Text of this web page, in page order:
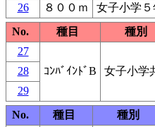
26
８００ｍ 女子小学５
No.
種目 種別
27
ｺﾝﾊﾞｲﾝﾄﾞB
女子小学
28
29
No.
種目 種別